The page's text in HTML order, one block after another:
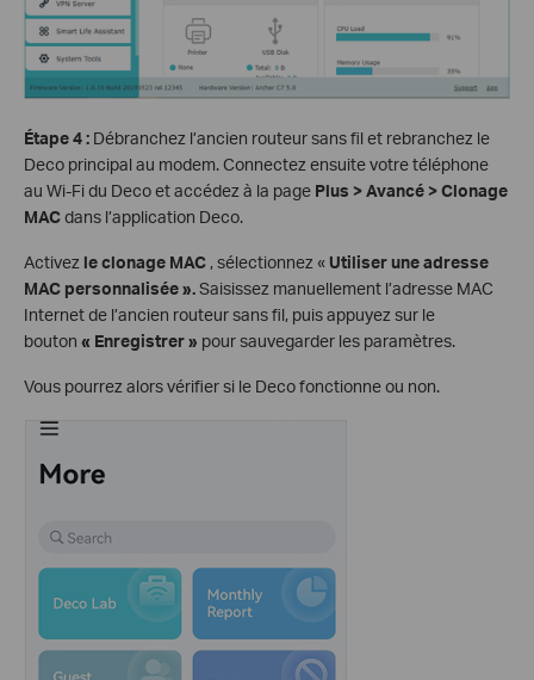
Étape 4 : Débranchez l’ancien routeur sans fil et rebranchez le
Deco principal au modem. Connectez ensuite votre téléphone
au Wi-Fi du Deco et accédez à la page Plus > Avancé > Clonage
MACdans l’application Deco.
Activez le clonage MAC , sélectionnez « Utiliser une adresse
MAC personnalisée ».Saisissez manuellement l’adresse MAC
Internet de l’ancien routeur sans fil, puis appuyez sur le
bouton « Enregistrer » pour sauvegarder les paramètres.
Vous pourrez alors vérifier si le Deco fonctionne ou non.